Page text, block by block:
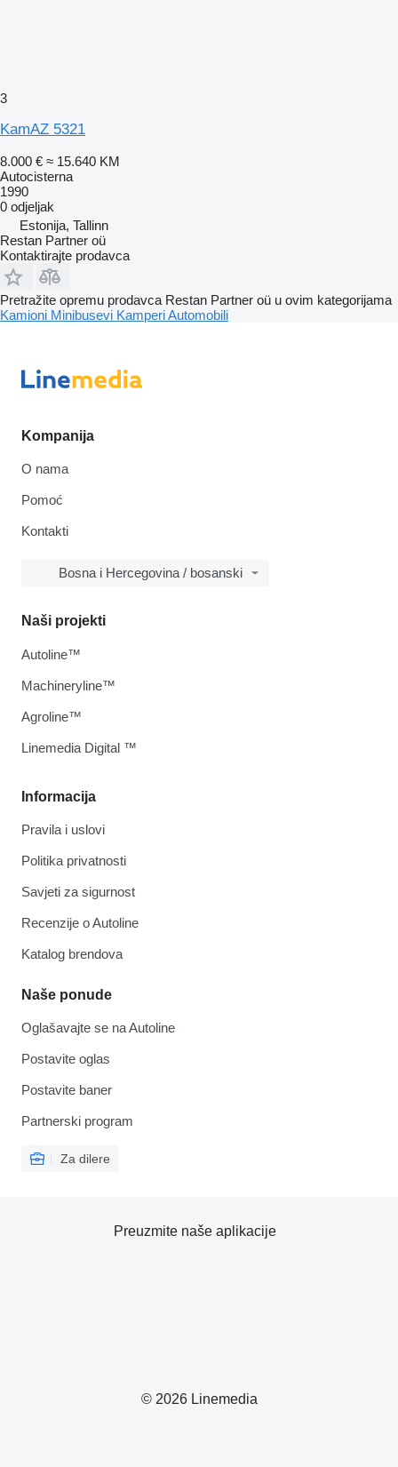
3
KamAZ 5321
8.000 € ≈ 15.640 KM
Autocisterna
1990
0 odjeljak
Estonija, Tallinn
Restan Partner oü
Kontaktirajte prodavca
Pretražite opremu prodavca Restan Partner oü u ovim kategorijama
Kamioni Minibusevi KamperiAutomobili
Kompanija
O nama
Pomoć
Kontakti
Bosna i Hercegovina / bosanski
Informacija
Pravila i uslovi
Politika privatnosti
Savjeti za sigurnost
Recenzije o Autoline
Katalog brendova
Naše ponude
Oglašavajte se na Autoline
Postavite oglas
Postavite baner
Partnerski program
Za dilere
Naši projekti
Autoline™
Machineryline™
Agroline™
Linemedia Digital ™
© 2026 Linemedia
Preuzmite naše aplikacije